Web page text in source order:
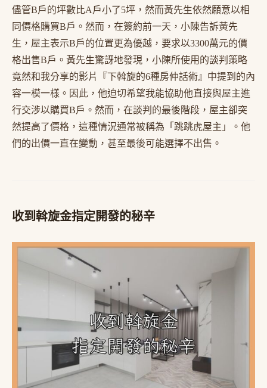
儘管B戶的坪數比A戶小了5坪，然而黃先生依然願意以相
同價格購買B戶。然而，在簽約前一天，小陳告訴黃先
生，屋主表示B戶的位置更為優越，要求以3300萬元的價
格出售B戶。黃先生驚訝地發現，小陳所使用的談判策略
竟然和我分享的影片『下斡旋的6種房仲話術』中提到的內
容一模一樣。因此，他迫切希望我能協助他直接與屋主進
行交涉以購買B戶。然而，在談判的最後階段，屋主卻突
然提高了價格，這種情況通常被稱為「跳跳虎屋主」。他
們的出價一直在變動，甚至最後可能選擇不出售。
收到斡旋金指定開發的秘辛